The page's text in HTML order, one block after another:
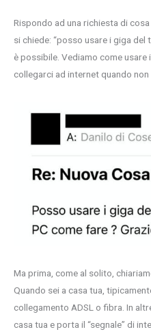
Rispondo ad una richiesta di
si chiede: “posso usare i giga del
è possibile. Vediamo come
collegarci ad internet quando non
Ma prima, come al solito,
Quando sei a casa tua,
collegamento ADSL o fibra. In
casa tua e porta il “segnale” di